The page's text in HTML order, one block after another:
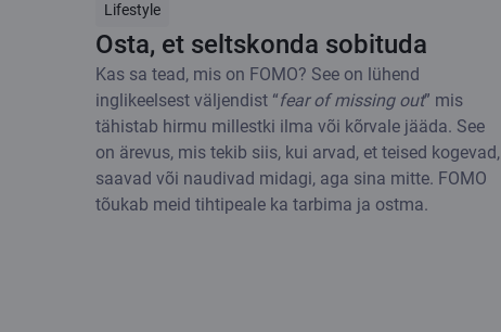
Lifestyle
Osta, et seltskonda sobituda
Kas sa tead, mis on FOMO? See on lühend
inglikeelsest väljendist “fear of missing out” mis
tähistab hirmu millestki ilma või kõrvale jääda. See
on ärevus, mis tekib siis, kui arvad, et teised kogevad,
saavad või naudivad midagi, aga sina mitte. FOMO
tõukab meid tihtipeale ka tarbima ja ostma.